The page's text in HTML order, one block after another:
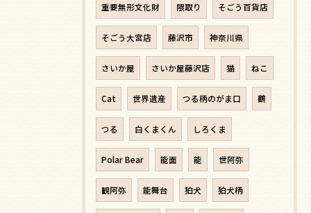
重要無形文化財 隈取り そごう百貨店
そごう大宮店 藤沢市 神奈川県
さいか屋 さいか屋藤沢店 猫 ねこ
Cat 世界遺産 つる柄のがま口 鶴
つる 白くまくん しろくま
Polar Bear 能面 能 世阿弥
観阿弥 能舞台 狛犬 狛犬柄